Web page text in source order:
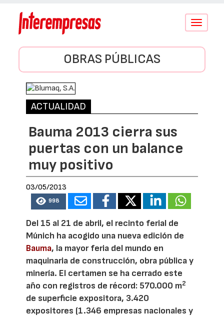
Conmutar
OBRAS PÚBLICAS
ACTUALIDAD
Bauma 2013 cierra sus
puertas con un balance
muy positivo
03/05/2013
998
Del 15 al 21 de abril, el recinto ferial de
Múnich ha acogido una nueva edición de
Bauma, la mayor feria del mundo en
maquinaria de construcción, obra pública y
minería. El certamen se ha cerrado este
año con registros de récord: 570.000 m2
de superficie expositora, 3.420
expositores (1.346 empresas nacionales y